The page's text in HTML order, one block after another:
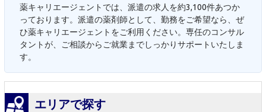
薬キャリエージェントでは、派遣の求人を約3,100件あつか
っております。派遣の薬剤師として、勤務をご希望なら、ぜ
ひ薬キャリエージェントをご利用ください。専任のコンサル
タントが、ご相談からご就業までしっかりサポートいたしま
す。
エリアで探す